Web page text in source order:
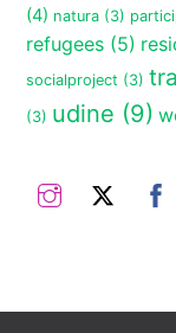
(4) natura (3)
refugees (5)
socialproject (3)
(3) udine (9)